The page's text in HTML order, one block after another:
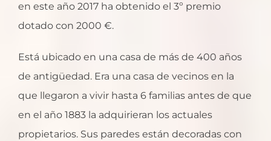
en este año 2017 ha obtenido el 3º premio
dotado con 2000 €.
Está ubicado en una casa de más de 400 años
de antigüedad. Era una casa de vecinos en la
que llegaron a vivir hasta 6 familias antes de que
en el año 1883 la adquirieran los actuales
propietarios. Sus paredes están decoradas con